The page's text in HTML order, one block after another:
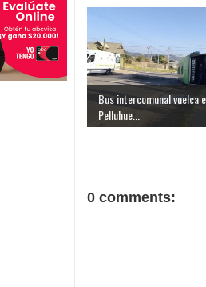
Bus intercomunal vuelca
Pelluhue...
0 comments: